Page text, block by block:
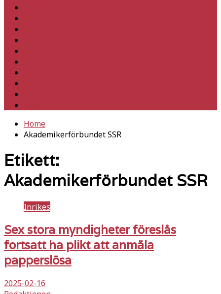
Home
Akademikerförbundet SSR
Etikett:
Akademikerförbundet SSR
Inrikes
Sex stora myndigheter föreslås
fortsatt ha plikt att anmäla
papperslösa
2025-02-16